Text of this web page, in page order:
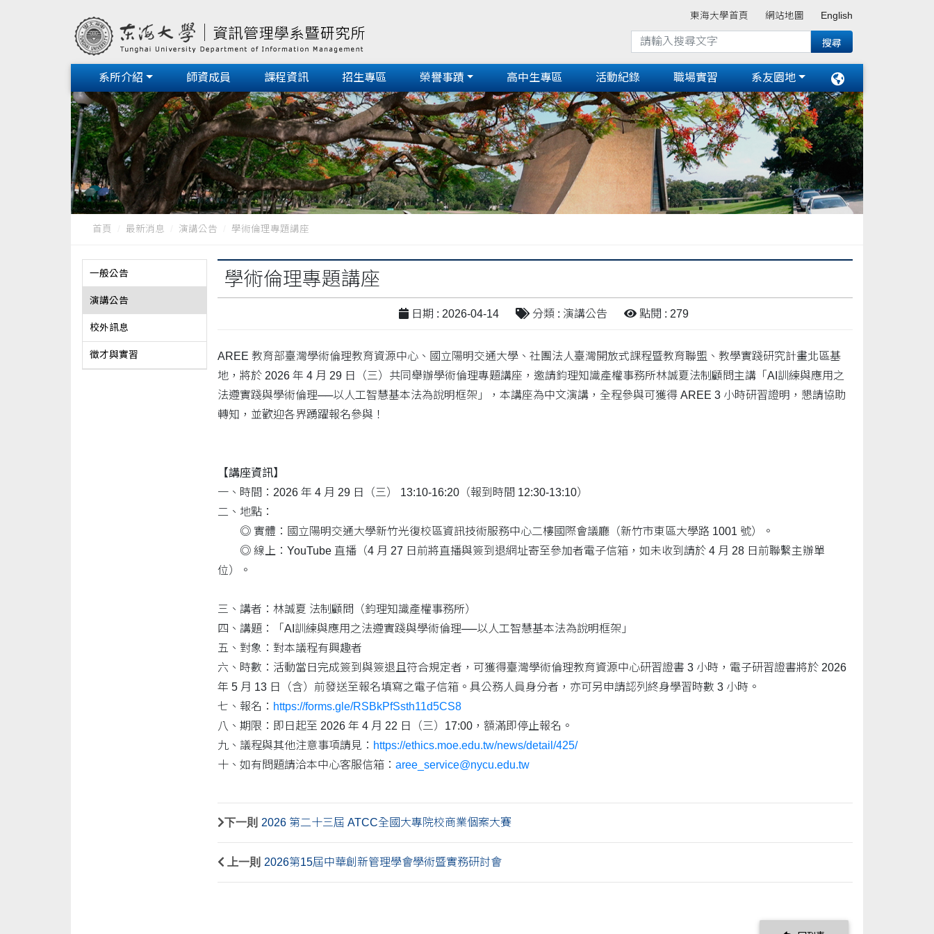
東海大學首頁 網站地圖 English
系所介紹 師資成員 課程資訊 招生專區 榮譽事蹟 高中生專區 活動紀錄 職場實習 系友園地
首頁 最新消息 演講公告 學術倫理專題講座
一般公告
演講公告
校外訊息
徵才與實習
學術倫理專題講座
日期 : 2026-04-14 分類 : 演講公告 點閱 : 279
AREE 教育部臺灣學術倫理教育資源中心、國立陽明交通大學、社團法人臺灣開放式課程暨教育聯盟、教學實踐研究計畫北區基
地，將於 2026 年 4 月 29 日（三）共同舉辦學術倫理專題講座，邀請鈞理知識產權事務所林誠夏法制顧問主講「AI訓練與應用之
法遵實踐與學術倫理──以人工智慧基本法為說明框架」，本講座為中文演講，全程參與可獲得 AREE 3 小時研習證明，懇請協助
轉知，並歡迎各界踴躍報名參與！
【講座資訊】
一、時間：2026 年 4 月 29 日（三） 13:10-16:20（報到時間 12:30-13:10）
二、地點：
◎ 實體：國立陽明交通大學新竹光復校區資訊技術服務中心二樓國際會議廳（新竹市東區大學路 1001 號）。
◎ 線上：YouTube 直播（4 月 27 日前將直播與簽到退網址寄至參加者電子信箱，如未收到請於 4 月 28 日前聯繫主辦單
位）。
三、講者：林誠夏 法制顧問（鈞理知識產權事務所）
四、講題：「AI訓練與應用之法遵實踐與學術倫理──以人工智慧基本法為說明框架」
五、對象：對本議程有興趣者
六、時數：活動當日完成簽到與簽退且符合規定者，可獲得臺灣學術倫理教育資源中心研習證書 3 小時，電子研習證書將於 2026
年 5 月 13 日（含）前發送至報名填寫之電子信箱。具公務人員身分者，亦可另申請認列終身學習時數 3 小時。
七、報名： https://forms.gle/RSBkPfSsth11d5CS8
八、期限：即日起至 2026 年 4 月 22 日（三）17:00，額滿即停止報名。
九、議程與其他注意事項請見： https://ethics.moe.edu.tw/news/detail/425/
十、如有問題請洽本中心客服信箱： aree_service@nycu.edu.tw
下一則 2026 第二十三屆 ATCC全國大專院校商業個案大賽
上一則 2026第15屆中華創新管理學會學術暨實務研討會